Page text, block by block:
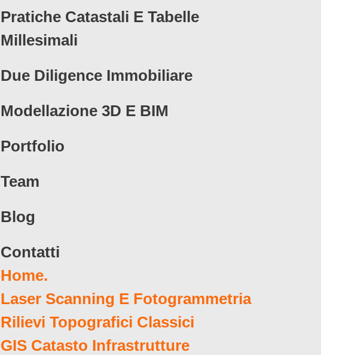
Pratiche Catastali E Tabelle
Millesimali
Due Diligence Immobiliare
Modellazione 3D E BIM
Portfolio
Team
Blog
Contatti
Home.
Laser Scanning E Fotogrammetria
Rilievi Topografici Classici
GIS Catasto Infrastrutture